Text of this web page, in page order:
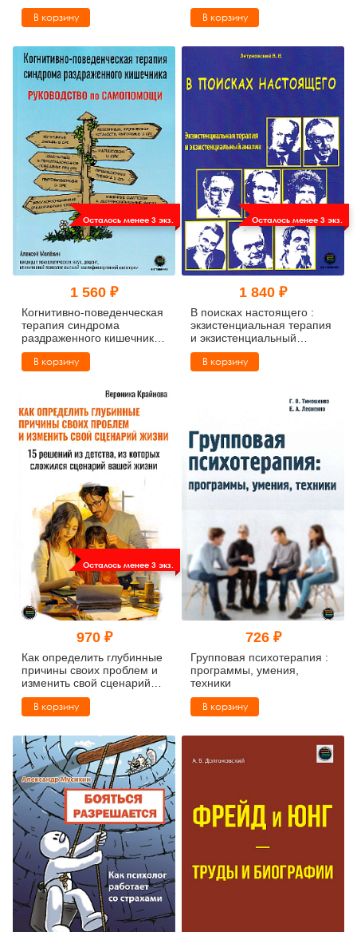
деятельности
В корзину В корзину
Осталось менее 3 экз.
1 560 ₽
Когнитивно-поведенческая
терапия синдрома
раздраженного кишечника.
Руководство самопомощи
В корзину
Осталось менее 3 экз.
1 840 ₽
В поисках настоящего :
экзистенциальная терапия
и экзистенциальный
анализ
В корзину
Осталось менее 3 экз.
970 ₽
Как определить глубинные
причины своих проблем и
изменить свой сценарий
жизни
В корзину
726 ₽
Групповая психотерапия :
программы, умения,
техники
В корзину